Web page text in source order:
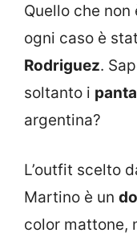
Quello che
ogni caso è
Rodriguez.
soltanto i
argentina?
L’outfit scelto
Martino è un
color mattone,